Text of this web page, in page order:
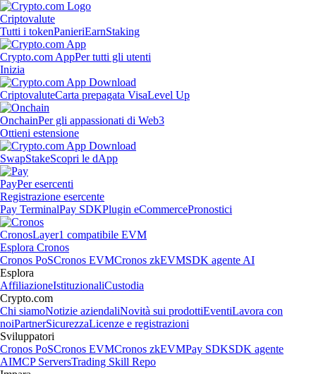
Criptovalute
Tutti i tokenPanieriEarnStaking
Crypto.com AppPer tutti gli utenti
Inizia
CriptovaluteCarta prepagata VisaLevel Up
OnchainPer gli appassionati di Web3
Ottieni estensione
SwapStakeScopri le dApp
PayPer esercenti
Registrazione esercente
Pay TerminalPay SDKPlugin eCommercePronostici
CronosLayer1 compatibile EVM
Esplora Cronos
Cronos PoSCronos EVMCronos zkEVMSDK agente AI
Esplora
AffiliazioneIstituzionaliCustodia
Crypto.com
Chi siamoNotizie aziendaliNovità sui prodottiEventiLavora con
noiPartnerSicurezzaLicenze e registrazioni
Sviluppatori
Cronos PoSCronos EVMCronos zkEVMPay SDKSDK agente
AIMCP ServersTrading Skill Repo